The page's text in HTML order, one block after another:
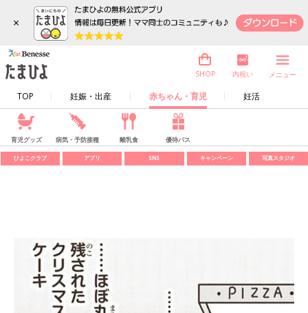
×
TOP 妊娠・出産 赤ちゃん・育児 妊活
SHOP 内祝い メニュー
育児グッズ 病気・予防接種 離乳食 優待パス
ひよこクラブ アプリ SNS キャンペーン 写真スタジオ